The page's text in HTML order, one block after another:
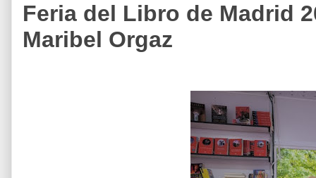
Feria del Libro de Madrid
Maribel Orgaz